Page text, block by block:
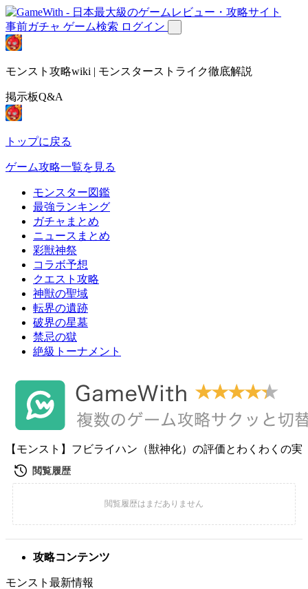
事前ガチャ ゲーム検索 ログイン
モンスト攻略wiki | モンスターストライク徹底解説
掲示板Q&A
トップに戻る
ゲーム攻略一覧を見る
モンスター図鑑
最強ランキング
ガチャまとめ
ニュースまとめ
彩獣神祭
コラボ予想
クエスト攻略
神獣の聖域
転界の遺跡
破界の星墓
禁忌の獄
絶級トーナメント
【モンスト】フビライハン（獣神化）の評価とわくわくの実
攻略コンテンツ
モンスト最新情報